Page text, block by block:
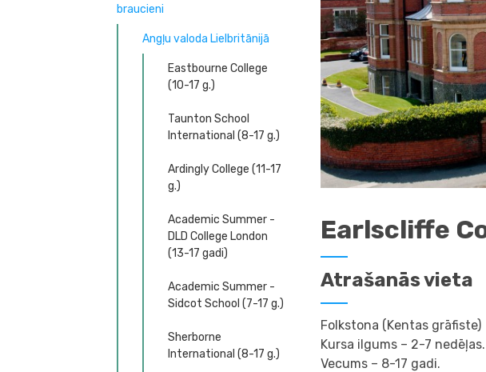
braucieni
Angļu valoda Lielbritānijā
Eastbourne College
(10-17 g.)
Taunton School
International (8-17 g.)
Ardingly College (11-17
g.)
Academic Summer -
DLD College London
(13-17 gadi)
Academic Summer -
Sidcot School (7-17 g.)
Sherborne
International (8-17 g.)
Earlscliffe
Atrašanās vieta
Folkstona (Kentas grāfiste)
Kursa ilgums – 2-7 nedēļas.
Vecums – 8-17 gadi.